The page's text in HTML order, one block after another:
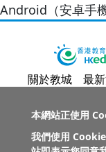
Android（安卓手機
關於教城 最
私隱政策聲明
本網站正使用
我們使用